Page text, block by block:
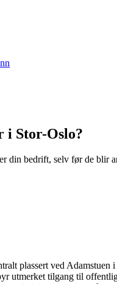
i Stor-Oslo?
din bedrift, selv før de blir
plassert ved
utmerket tilgang til